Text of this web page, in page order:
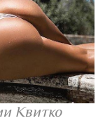
Квитко